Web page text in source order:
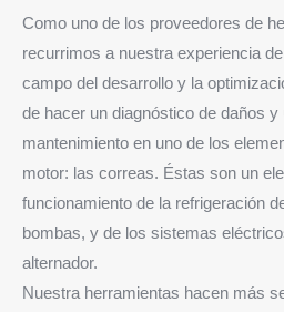
Como uno de los proveedores de
recurrimos a nuestra experiencia
campo del desarrollo y la
de hacer un diagnóstico de daños y
mantenimiento en uno de los
motor: las correas. Éstas son un
funcionamiento de la refrigeración
bombas, y de los sistemas
alternador.
Nuestra herramientas hacen más